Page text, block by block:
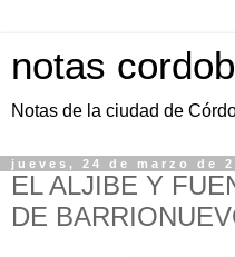
notas
Notas de la ciudad de
jueves, 24 de marzo de
EL ALJIBE Y
DE